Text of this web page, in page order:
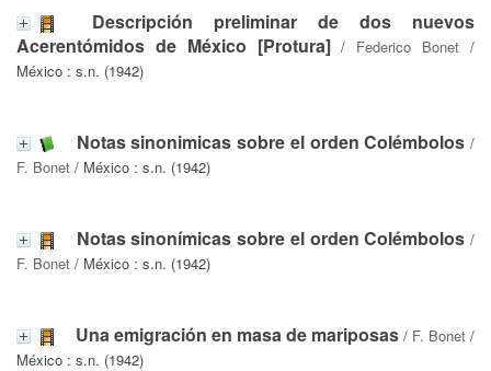
Descripción preliminar de dos nuevos
Acerentómidos de México [Protura]/ Federico Bonet /
México : s.n. (1942)
Notas sinonimicas sobre el orden Colémbolos /
F. Bonet / México : s.n. (1942)
Notas sinonímicas sobre el orden Colémbolos /
F. Bonet / México : s.n. (1942)
Una emigración en masa de mariposas / F. Bonet /
México : s.n. (1942)